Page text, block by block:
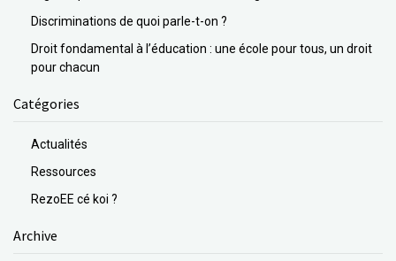
Discriminations de quoi parle-t-on ?
Droit fondamental à l’éducation : une école pour tous, un droit
pour chacun
Catégories
Actualités
Ressources
RezoEE cé koi ?
Archive